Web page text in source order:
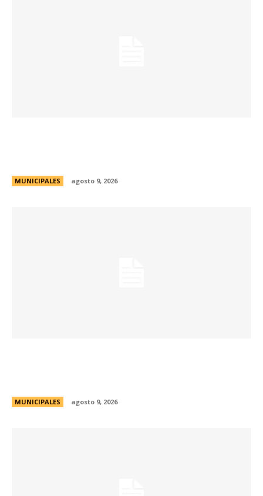
MUNICIPALES agosto 9, 2026
MUNICIPALES agosto 9, 2026